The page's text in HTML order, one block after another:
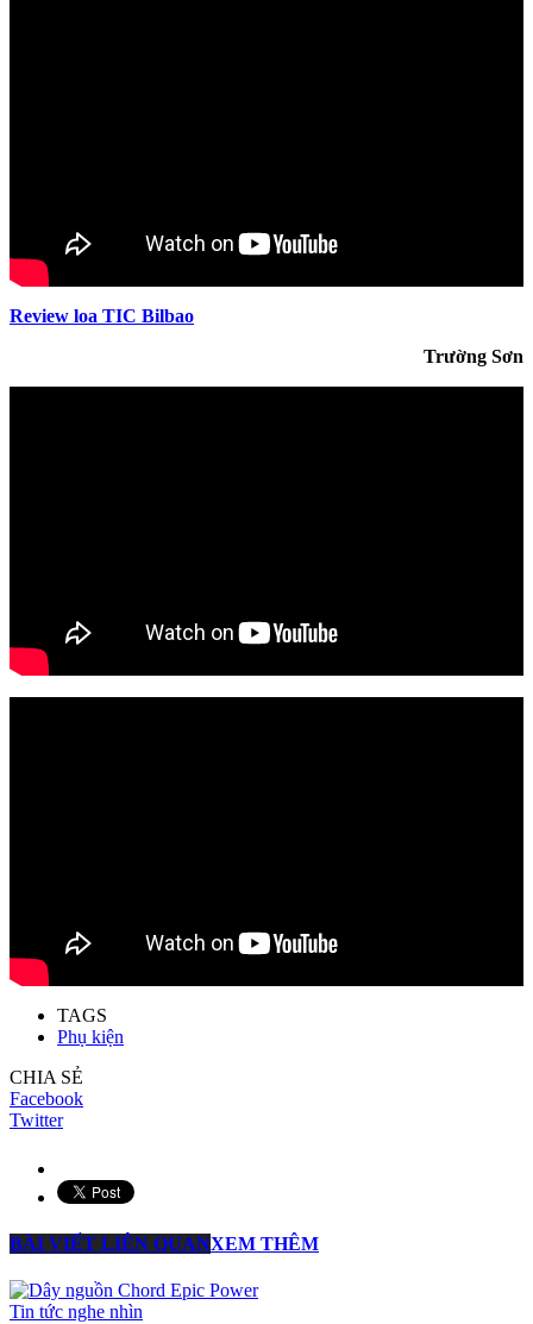
Review loa TIC Bilbao
Trường Sơn
TAGS
Phụ kiện
CHIA SẺ
Facebook
Twitter
BÀI VIẾT LIÊN QUANXEM THÊM
Tin tức nghe nhìn